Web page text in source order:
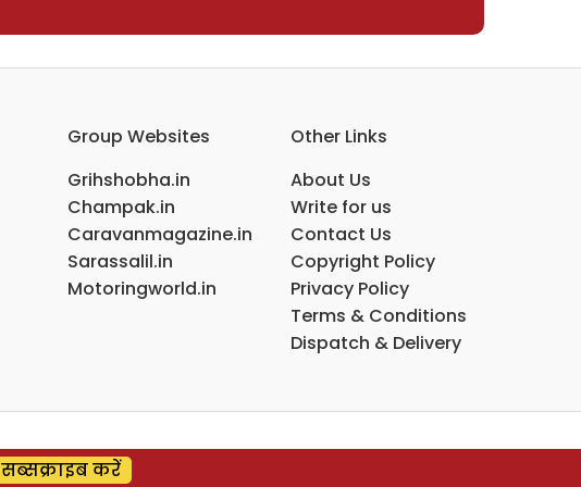
Group Websites
Grihshobha.in
Champak.in
Caravanmagazine.in
Sarassalil.in
Motoringworld.in
Other Links
About Us
Write for us
Contact Us
Copyright Policy
Privacy Policy
Terms & Conditions
Dispatch & Delivery
सब्सक्राइब करें